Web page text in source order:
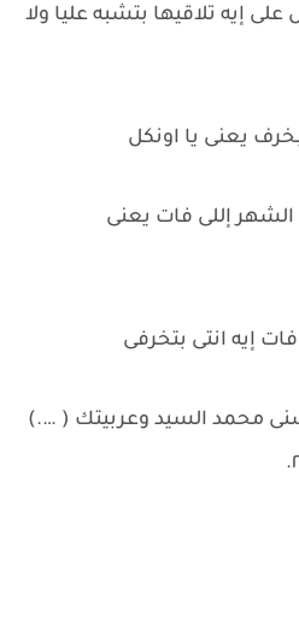
إيه تلاقيها بتشبه عليا ولا
يعنى يا اونكل
إللى فات يعنى
إيه انتى بتخرفى
السيد وعربيتك ( ….)